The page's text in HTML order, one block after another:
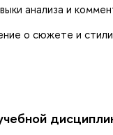
анализа и
о сюжете и